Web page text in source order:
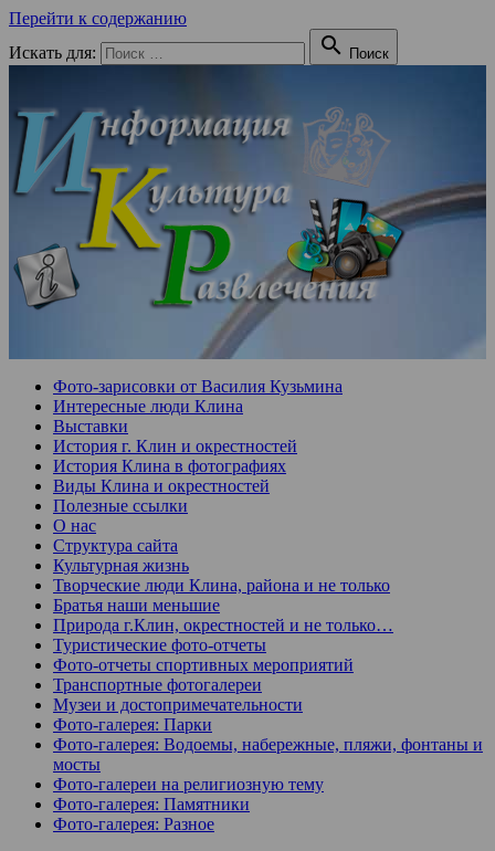
Перейти к содержанию
Искать для:
 Поиск
Фото-зарисовки от Василия Кузьмина
Интересные люди Клина
Выставки
История г. Клин и окрестностей
История Клина в фотографиях
Виды Клина и окрестностей
Полезные ссылки
О нас
Структура сайта
Культурная жизнь
Творческие люди Клина, района и не только
Братья наши меньшие
Природа г.Клин, окрестностей и не только…
Туристические фото-отчеты
Фото-отчеты спортивных мероприятий
Транспортные фотогалереи
Музеи и достопримечательности
Фото-галерея: Парки
Фото-галерея: Водоемы, набережные, пляжи, фонтаны и
мосты
Фото-галереи на религиозную тему
Фото-галерея: Памятники
Фото-галерея: Разное